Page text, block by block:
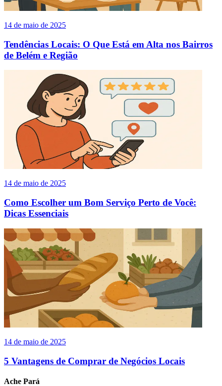
14 de maio de 2025
Tendências Locais: O Que Está em Alta nos Bairros
de Belém e Região
14 de maio de 2025
Como Escolher um Bom Serviço Perto de Você:
Dicas Essenciais
14 de maio de 2025
5 Vantagens de Comprar de Negócios Locais
Ache Pará